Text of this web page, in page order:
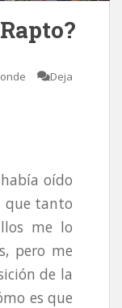
Deja
oído
que tanto
me lo
pero me
de la
es que